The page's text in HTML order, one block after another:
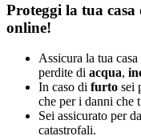
Proteggi la tua
online!
Assicura la tua
perdite di acqua,
In caso di furto sei
che per i danni che
Sei assicurato per
catastrofali.